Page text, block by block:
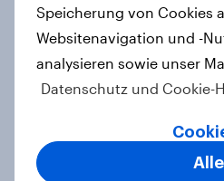
für viele mehr
Artikel
World Fair Trade
kaufen häufiger
aber seltener
Speicherung von Cookies
Websitenavigation und -
analysieren sowie unser
Datenschutz und Cookie-